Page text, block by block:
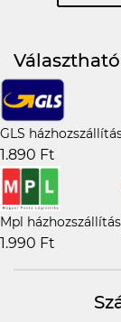
GLS
1.890 Ft
Mpl házhozszállítás
1.990 Ft